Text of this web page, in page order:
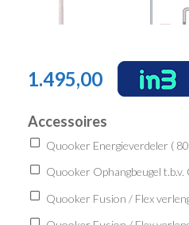
1.495,00
Accessoires
Quooker Energieverdeler (
Quooker Ophangbeugel t.b.v.
Quooker Fusion / Flex